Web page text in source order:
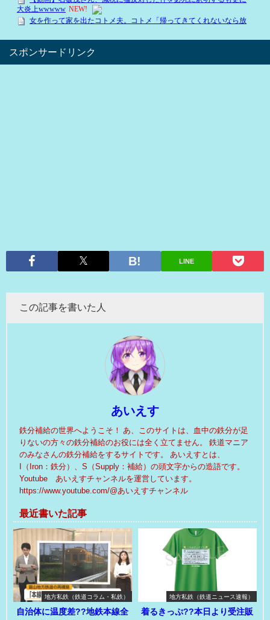
スポンサードリンク
LINE
この記事を書いた人
あいえす
鉄分補給の世界へようこそ！ あ、このサイトは、血中の鉄分が足
りないの方々の鉄分補給のお役には全く立てません。 鉄道マニア
のみなさんの鉄分補給をするサイトです。 あいえすとは、
I（Iron：鉄分）、S（Supply：補給）の頭文字からの造語です。
Youtube あいえすチャンネルを運営しています。
https://www.youtube.com/@あいえすチャンネル
最近書いた記事
地方私鉄（鉄道コラム・私鉄）
自治体に温度差??地鉄本線全
地方私鉄（鉄道ニュース速報）
着るきっぷ??本日より受注販